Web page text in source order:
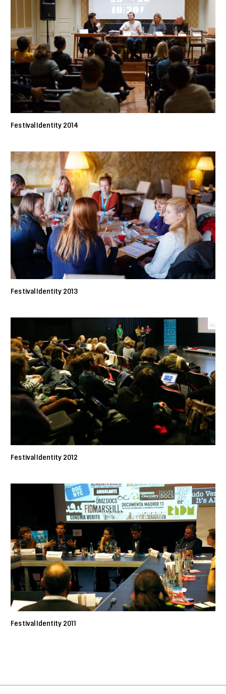
Festival Identity 2014
Festival Identity 2013
Festival Identity 2012
Festival Identity 2011